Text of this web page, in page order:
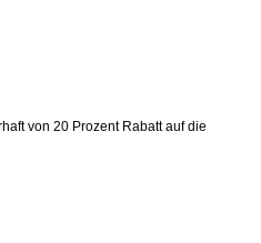
von 20 Prozent Rabatt auf die